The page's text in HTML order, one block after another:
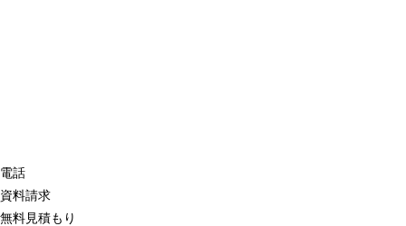
電話
資料請求
無料見積もり